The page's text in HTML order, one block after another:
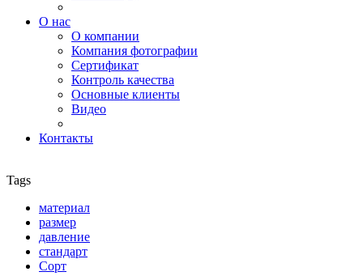
О нас
О компании
Компания фотографии
Сертификат
Контроль качества
Основные клиенты
Видео
Контакты
Tags
материал
размер
давление
стандарт
Сорт